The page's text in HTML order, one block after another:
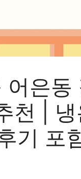
은동
천 |
기 포